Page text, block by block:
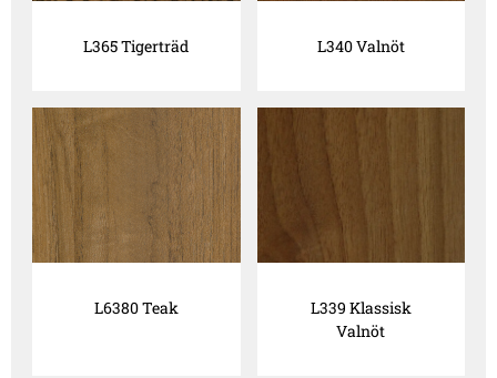
L365 Tigerträd L340 Valnöt
L6380 Teak
L339 Klassisk
Valnöt